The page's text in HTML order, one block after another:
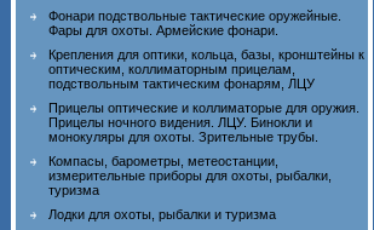
Фонари подствольные тактические оружейные.
Фары для охоты. Армейские фонари.
Крепления для оптики, кольца, базы, кронштейны к
оптическим, коллиматорным прицелам,
подствольным тактическим фонарям, ЛЦУ
Прицелы оптические и коллиматорые для оружия.
Прицелы ночного видения. ЛЦУ. Бинокли и
монокуляры для охоты. Зрительные трубы.
Компасы, барометры, метеостанции,
измерительные приборы для охоты, рыбалки,
туризма
Лодки для охоты, рыбалки и туризма